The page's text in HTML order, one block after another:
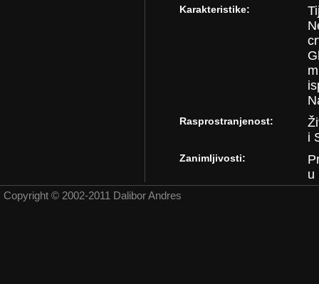
Karakteristike:
Rasprostranjenost:
i
Zanimljivosti:
u
Copyright © 2002-2011 Dalibor Andres